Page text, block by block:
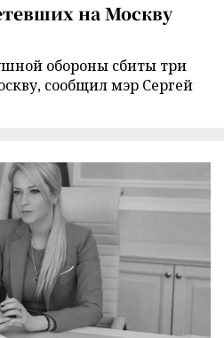
на Москву
обороны сбиты три
сообщил мэр Сергей